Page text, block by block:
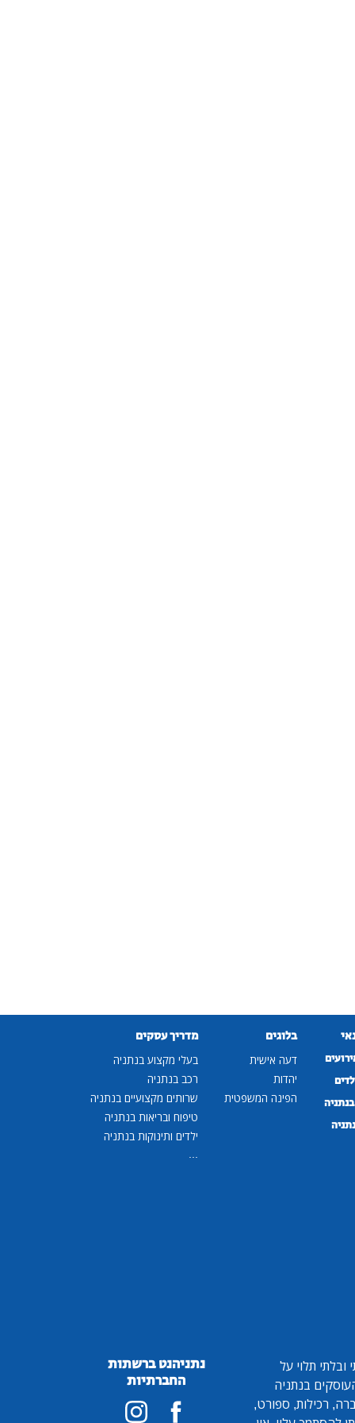
בלוגים
דעה אישית
יהדות
הפינה המשפטית
מדריך עסקים
בעלי מקצוע בנתניה
רכב בנתניה
שרותים מקצועיים בנתניה
טיפוח ובריאות בנתניה
ילדים ותינוקות בנתניה
תלוי על
בנתניה
רכילות, ספורט,
נתניהנט ברשתות
החברתיות